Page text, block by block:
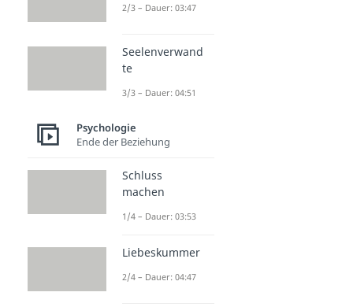
2/3 – Dauer: 03:47
Seelenverwand
te
3/3 – Dauer: 04:51
Psychologie
Ende der Beziehung
Schluss
machen
1/4 – Dauer: 03:53
Liebeskummer
2/4 – Dauer: 04:47